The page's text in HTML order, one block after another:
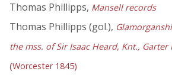
Thomas Phillipps, Mansell records
Thomas Phillipps (gol.),
the mss. of Sir Isaac Heard, Knt., Garter
(Worcester 1845)